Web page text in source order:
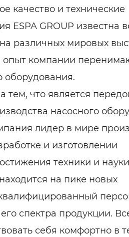
качество и технические
ESPA GROUP известна
различных мировых
опыт компании
оборудования.
тем, что является
насосного
лидер в мире
и изготовлении
техники и
на пике новых
спектра продукции.
себя комфортно в